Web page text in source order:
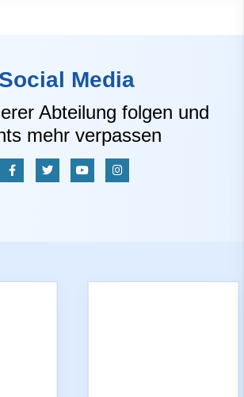
Social Media
Abteilung folgen und
mehr verpassen